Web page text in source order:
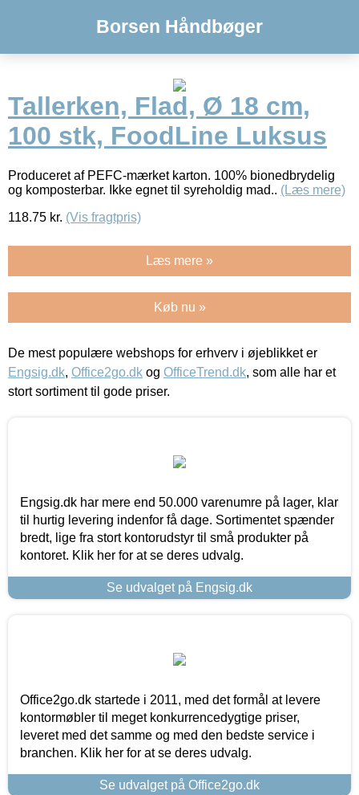
Borsen Håndbøger
Tallerken, Flad, Ø 18 cm,
100 stk, FoodLine Luksus
Produceret af PEFC-mærket karton. 100% bionedbrydelig
og komposterbar. Ikke egnet til syreholdig mad.. (Læs mere)
118.75 kr. (Vis fragtpris)
Læs mere »
Køb nu »
De mest populære webshops for erhverv i øjeblikket er
Engsig.dk, Office2go.dk og OfficeTrend.dk, som alle har et
stort sortiment til gode priser.
Engsig.dk har mere end 50.000 varenumre på lager, klar
til hurtig levering indenfor få dage. Sortimentet spænder
bredt, lige fra stort kontorudstyr til små produkter på
kontoret. Klik her for at se deres udvalg.
Se udvalget på Engsig.dk
Office2go.dk startede i 2011, med det formål at levere
kontormøbler til meget konkurrencedygtige priser,
leveret med det samme og med den bedste service i
branchen. Klik her for at se deres udvalg.
Se udvalget på Office2go.dk